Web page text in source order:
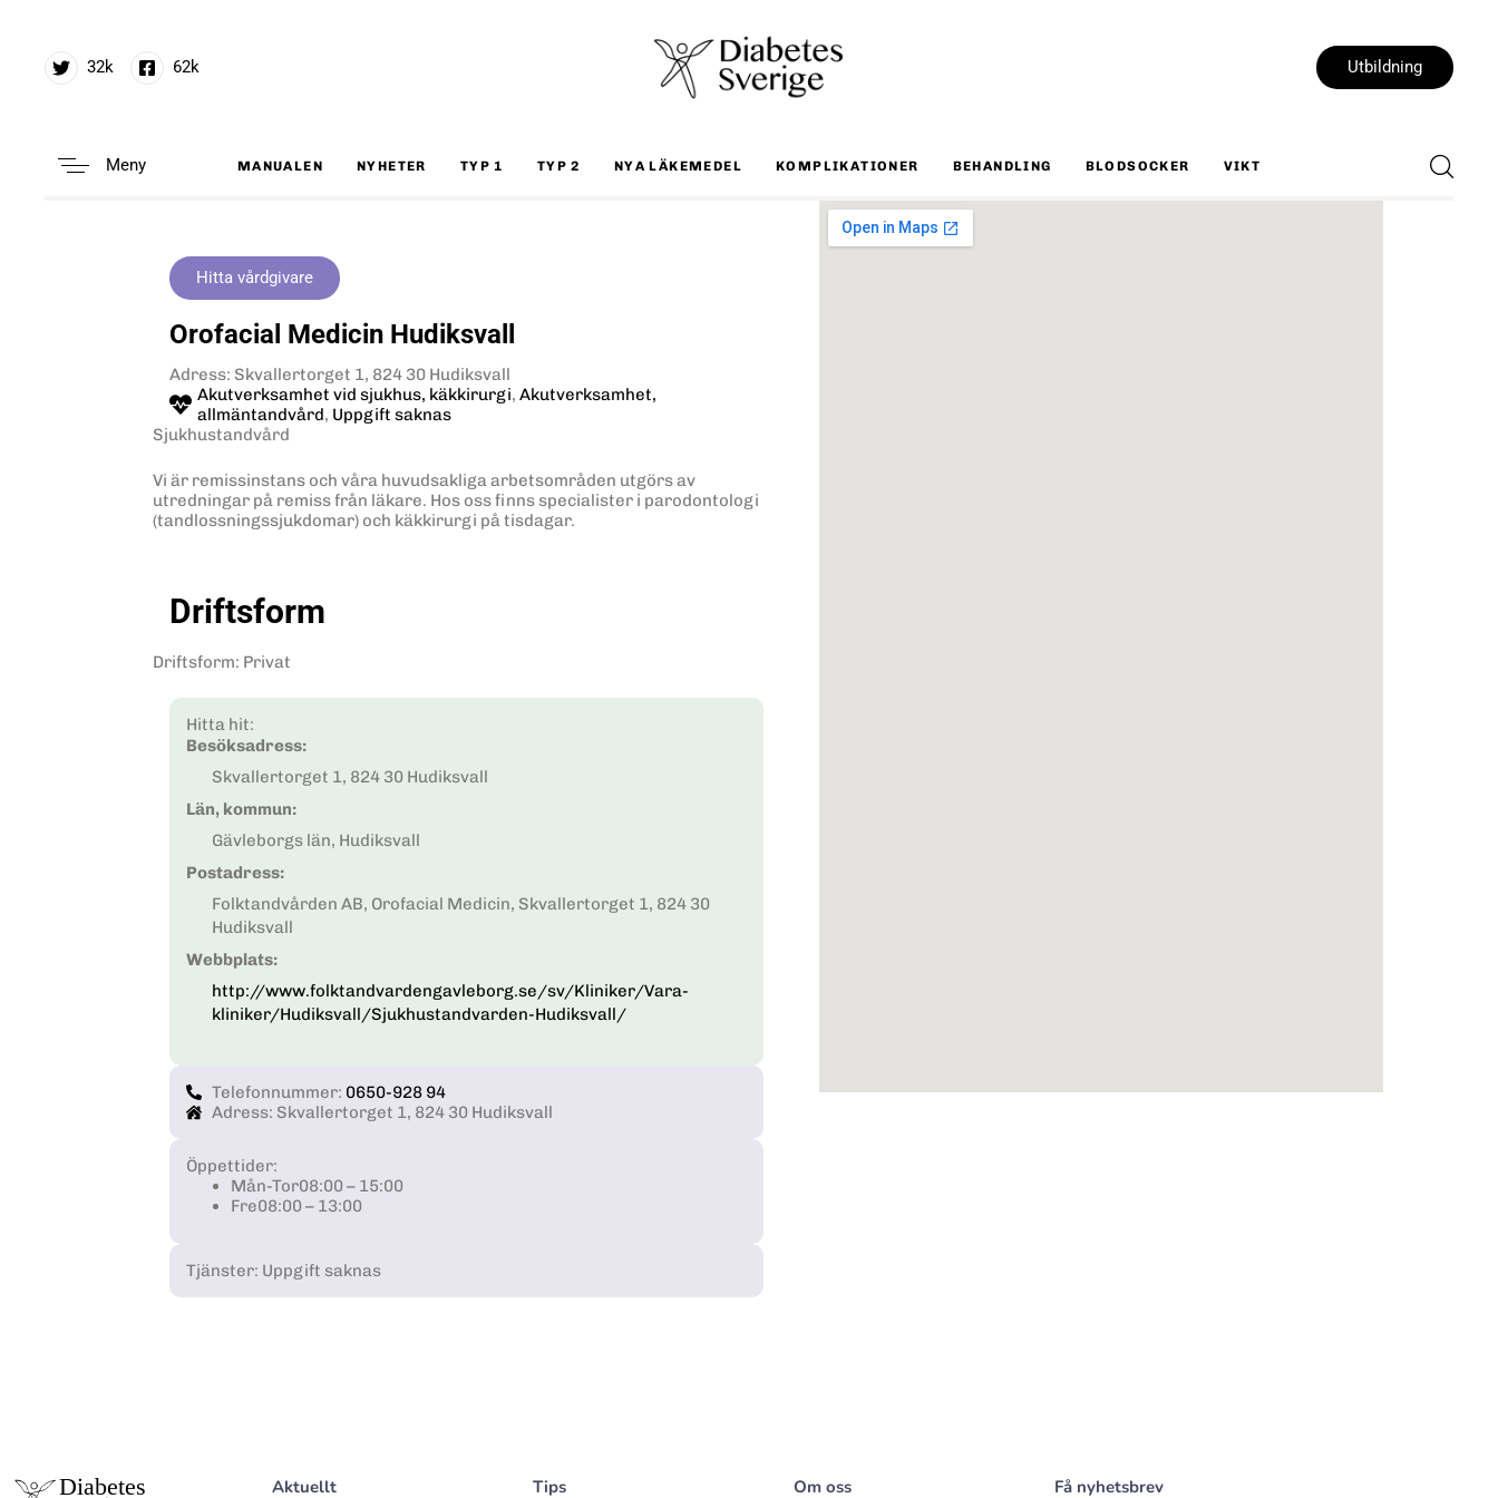
32k 62k Utbildning
Meny MANUALEN NYHETER TYP 1 TYP 2 NYA LÄKEMEDEL KOMPLIKATIONER BEHANDLING BLODSOCKER VIKT
Hitta vårdgivare
Orofacial Medicin Hudiksvall
Adress: Skvallertorget 1, 824 30 Hudiksvall
Akutverksamhet vid sjukhus, käkkirurgi, Akutverksamhet,
allmäntandvård, Uppgift saknas
Sjukhustandvård
Vi är remissinstans och våra huvudsakliga arbetsområden utgörs av
utredningar på remiss från läkare. Hos oss finns specialister i parodontologi
(tandlossningssjukdomar) och käkkirurgi på tisdagar.
Driftsform
Driftsform: Privat
Hitta hit:
Besöksadress:
Skvallertorget 1, 824 30 Hudiksvall
Län, kommun:
Gävleborgs län, Hudiksvall
Postadress:
Folktandvården AB, Orofacial Medicin, Skvallertorget 1, 824 30
Hudiksvall
Webbplats:
http://www.folktandvardengavleborg.se/sv/Kliniker/Vara-
kliniker/Hudiksvall/Sjukhustandvarden-Hudiksvall/
Telefonnummer: 0650-928 94
Adress: Skvallertorget 1, 824 30 Hudiksvall
Öppettider:
Mån-Tor08:00 – 15:00
Fre08:00 – 13:00
Tjänster: Uppgift saknas
Aktuellt Tips Om oss Få nyhetsbrev